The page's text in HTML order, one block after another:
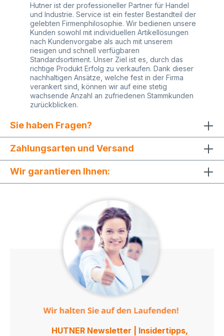
Hutner ist der professioneller Partner für Handel
und Industrie. Service ist ein fester Bestandteil der
gelebten Firmenphilosophie. Wir bedienen unsere
Kunden sowohl mit individuellen Artikellösungen
nach Kundenvorgabe als auch mit unserem
riesigen und schnell verfügbaren
Standardsortiment. Unser Ziel ist es, durch das
richtige Produkt Erfolg zu verkaufen. Dank dieser
nachhaltigen Ansätze, welche fest in der Firma
verankert sind, können wir auf eine stetig
wachsende Anzahl an zufriedenen Stammkunden
zurückblicken.
Sie haben Fragen?
Zahlungsarten und Versand
Wir garantieren Ihnen:
HUTNER Newsletter | Insidertipps,